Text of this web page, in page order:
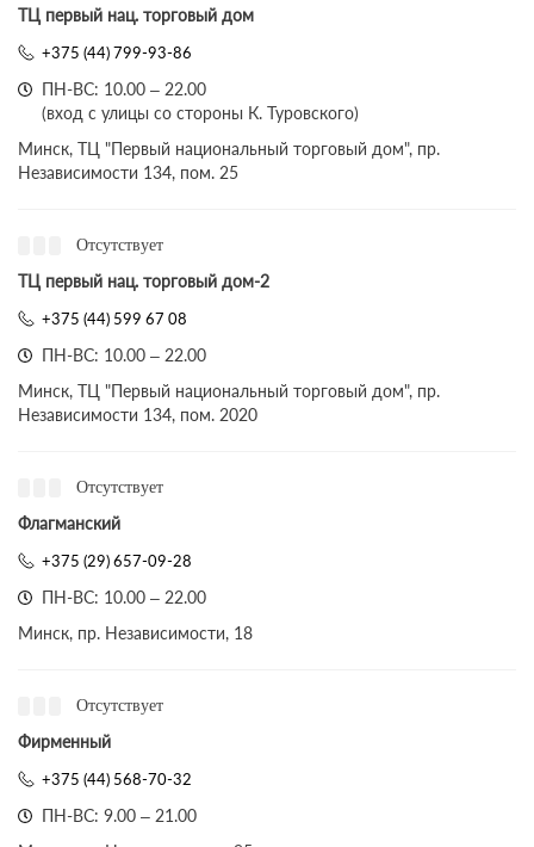
ТЦ первый нац. торговый дом
+375 (44) 799-93-86
ПН-ВС: 10.00 – 22.00
(вход с улицы со стороны К. Туровского)
Минск, ТЦ "Первый национальный торговый дом", пр.
Независимости 134, пом. 25
Отсутствует
ТЦ первый нац. торговый дом-2
+375 (44) 599 67 08
ПН-ВС: 10.00 – 22.00
Минск, ТЦ "Первый национальный торговый дом", пр.
Независимости 134, пом. 2020
Отсутствует
Флагманский
+375 (29) 657-09-28
ПН-ВС: 10.00 – 22.00
Минск, пр. Независимости, 18
Отсутствует
Фирменный
+375 (44) 568-70-32
ПН-ВС: 9.00 – 21.00